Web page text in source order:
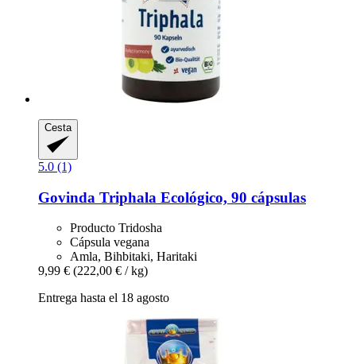
Cesta
5.0 (1)
Govinda Triphala Ecológico, 90 cápsulas
Producto Tridosha
Cápsula vegana
Amla, Bihbitaki, Haritaki
9,99 € (222,00 € / kg)
Entrega hasta el 18 agosto